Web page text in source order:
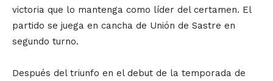
victoria que lo mantenga como líder del certamen. El
partido se juega en cancha de Unión de Sastre en
segundo turno.
Después del triunfo en el debut de la temporada de